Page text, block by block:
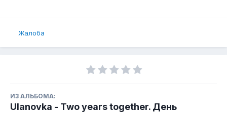
Жалоба
ИЗ АЛЬБОМА:
Ulanovka - Two years together. День